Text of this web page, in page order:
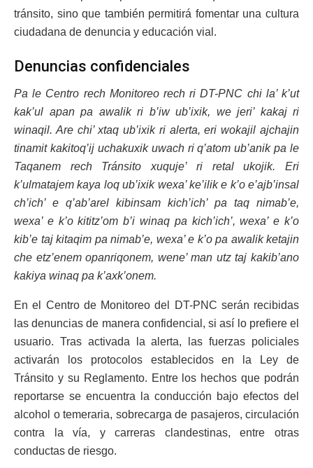
tránsito, sino que también permitirá fomentar una cultura
ciudadana de denuncia y educación vial.
Denuncias confidenciales
Pa le Centro rech Monitoreo rech ri DT-PNC chi la’ k’ut
kak’ul apan pa awalik ri b’iw ub’ixik, we jeri’ kakaj ri
winaqil. Are chi’ xtaq ub’ixik ri alerta, eri wokajil ajchajin
tinamit kakitoq’ij uchakuxik uwach ri q’atom ub’anik pa le
Taqanem rech Tránsito xuquje’ ri retal ukojik. Eri
k’ulmatajem kaya loq ub’ixik wexa’ ke’ilik e k’o e’ajb’insal
ch’ich’ e q’ab’arel kibinsam kich’ich’ pa taq nimab’e,
wexa’ e k’o kititz’om b’i winaq pa kich’ich’, wexa’ e k’o
kib’e taj kitaqim pa nimab’e, wexa’ e k’o pa awalik ketajin
che etz’enem opanriqonem, wene’ man utz taj kakib’ano
kakiya winaq pa k’axk’onem.
En el Centro de Monitoreo del DT-PNC serán recibidas
las denuncias de manera confidencial, si así lo prefiere el
usuario. Tras activada la alerta, las fuerzas policiales
activarán los protocolos establecidos en la Ley de
Tránsito y su Reglamento. Entre los hechos que podrán
reportarse se encuentra la conducción bajo efectos del
alcohol o temeraria, sobrecarga de pasajeros, circulación
contra la vía, y carreras clandestinas, entre otras
conductas de riesgo.